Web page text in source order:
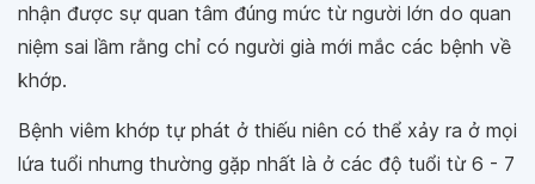
nhận được sự quan tâm đúng mức từ người lớn do quan
niệm sai lầm rằng chỉ có người già mới mắc các bệnh về
khớp.
Bệnh viêm khớp tự phát ở thiếu niên có thể xảy ra ở mọi
lứa tuổi nhưng thường gặp nhất là ở các độ tuổi từ 6 - 7